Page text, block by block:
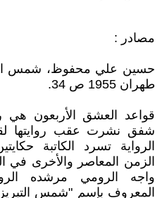
مصادر :
حسين علي محفوظ، شمس
طهران 1955 ص 34.
قواعد العشق الأربعون هي
شفق نشرت عقب روايتها
الرواية تسرد الكاتبة
الزمن المعاصر والأخرى في
واجه الرومي مرشده
المعروف بإسم "شمس